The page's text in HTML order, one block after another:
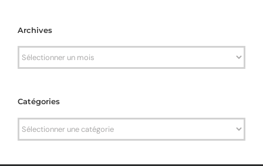
Archives
Archives
Catégories
Catégories